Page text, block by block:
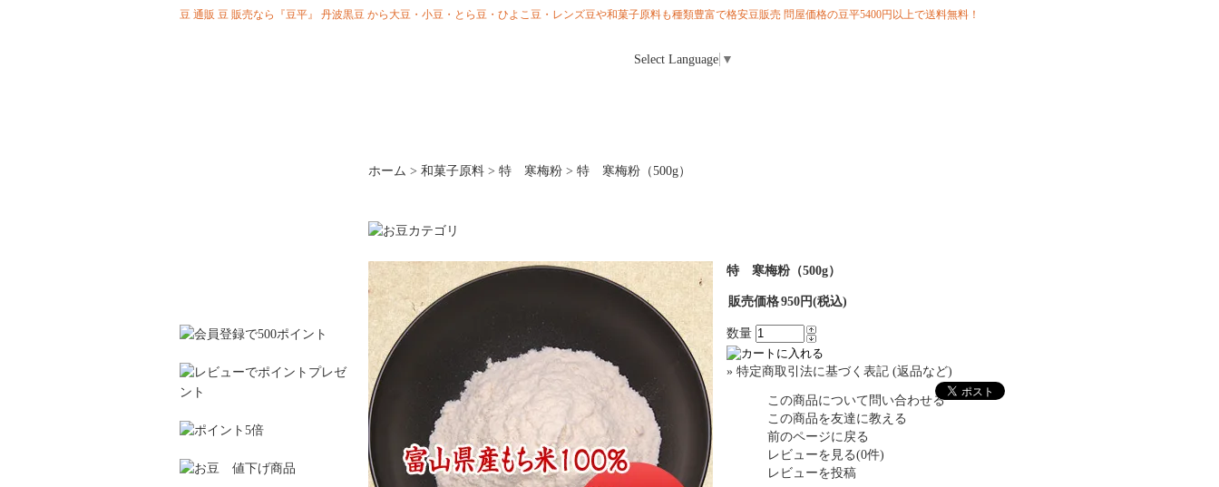
豆 通販 豆 販売なら『豆平』 丹波黒豆 から大豆・小豆・とら豆・ひよこ豆・レンズ豆や和菓子原料も種類豊富で格安豆販売 問屋価格の豆平5400円以上で送料無料！
Select Language ▼
ホーム > 和菓子原料 > 特 寒梅粉 > 特 寒梅粉（500g）
特 寒梅粉（500g）
販売価格950円(税込)
数量
» 特定商取引法に基づく表記 (返品など)
この商品について問い合わせる
この商品を友達に教える
前のページに戻る
レビューを見る(0件)
レビューを投稿